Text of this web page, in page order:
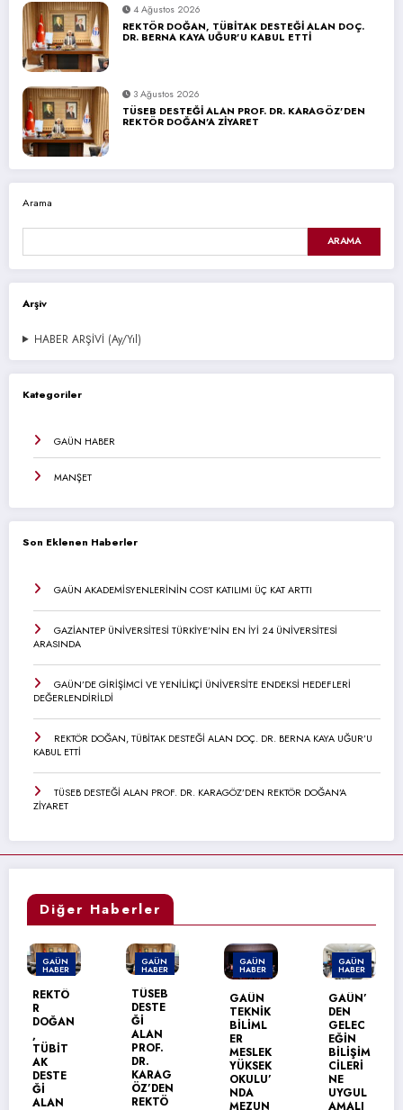
4 Ağustos 2026
REKTÖR DOĞAN, TÜBİTAK DESTEĞİ ALAN DOÇ.
DR. BERNA KAYA UĞUR’U KABUL ETTİ
3 Ağustos 2026
TÜSEB DESTEĞİ ALAN PROF. DR. KARAGÖZ’DEN
REKTÖR DOĞAN’A ZİYARET
Arama
ARAMA
Arşiv
HABER ARŞİVİ (Ay/Yıl)
Kategoriler
GAÜN HABER
MANŞET
Son Eklenen Haberler
GAÜN AKADEMİSYENLERİNİN COST KATILIMI ÜÇ KAT ARTTI
GAZİANTEP ÜNİVERSİTESİ TÜRKİYE’NİN EN İYİ 24 ÜNİVERSİTESİ
ARASINDA
GAÜN’DE GİRİŞİMCİ VE YENİLİKÇİ ÜNİVERSİTE ENDEKSİ HEDEFLERİ
DEĞERLENDİRİLDİ
REKTÖR DOĞAN, TÜBİTAK DESTEĞİ ALAN DOÇ. DR. BERNA KAYA UĞUR’U
KABUL ETTİ
TÜSEB DESTEĞİ ALAN PROF. DR. KARAGÖZ’DEN REKTÖR DOĞAN’A
ZİYARET
Diğer Haberler
GAÜN
HABER
TÜSEB
DESTE
Ğİ
PROF.
DR.
KARAG
ÖZ’DEN
REKTÖ
GAÜN
HABER
GAÜN
TEKNİK
BİLİML
ER
MESLEK
YÜKSEK
OKULU’
NDA
MEZUN
GAÜN
HABER
GAÜN’
DEN
GELEC
EĞİN
BİLİŞİM
CİLERİ
NE
UYGUL
AMALI
GAÜN
HABER
DEN
ÜRDÜN
ÜNİVER
SİTESİ
NE
ERASM
US+
ZİYARE